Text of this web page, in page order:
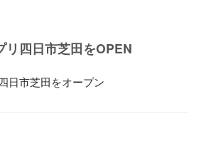
リ四日市芝田をOPEN
日市芝田をオープン